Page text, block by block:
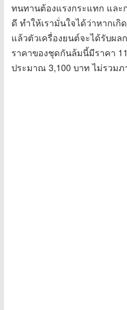
ทนทานต้องแรงกระแทก และ
ดี ทำให้เรามั่นใจได้ว่าหากเ
แล้วตัวเครื่องยนต์จะได้รับผ
ราคาของชุดกันล้มนี้มีราคา
ประมาณ 3,100 บาท ไม่รวมภ